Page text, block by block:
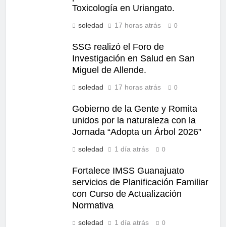
Toxicología en Uriangato.
soledad 17 horas atrás 0
SSG realizó el Foro de
Investigación en Salud en San
Miguel de Allende.
soledad 17 horas atrás 0
Gobierno de la Gente y Romita
unidos por la naturaleza con la
Jornada “Adopta un Árbol 2026”
soledad 1 día atrás 0
Fortalece IMSS Guanajuato
servicios de Planificación Familiar
con Curso de Actualización
Normativa
soledad 1 día atrás 0